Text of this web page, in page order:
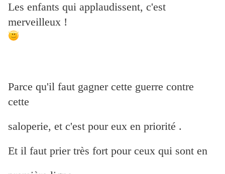
Les enfants qui applaudissent, c'est
merveilleux !
Parce qu'il faut gagner cette guerre contre
cette
saloperie, et c'est pour eux en priorité .
Et il faut prier très fort pour ceux qui sont en